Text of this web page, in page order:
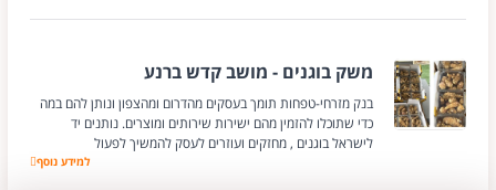
משק בוגנים - מושב קדש ברנע
בנק מזרחי-טפחות תומך בעסקים מהדרום ומהצפון ונותן להם במה
כדי שתוכלו להזמין מהם ישירות שירותים ומוצרים. נותנים יד
לישראל בוגנים , מחזקים ועוזרים לעסק להמשיך לפעול
משק בוגנים -
למידע נוסף